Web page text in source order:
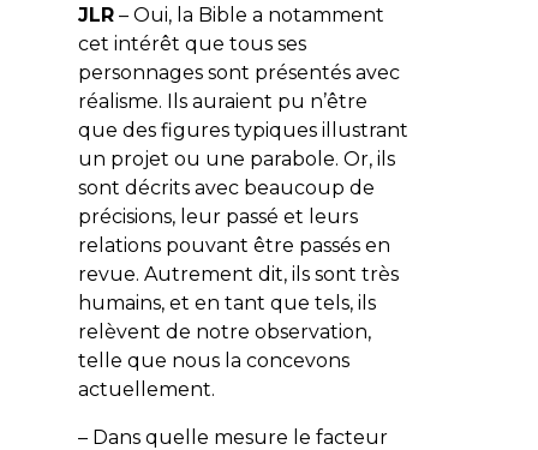
JLR– Oui, la Bible a notamment
cet intérêt que tous ses
personnages sont présentés avec
réalisme. Ils auraient pu n’être
que des figures typiques illustrant
un projet ou une parabole. Or, ils
sont décrits avec beaucoup de
précisions, leur passé et leurs
relations pouvant être passés en
revue. Autrement dit, ils sont très
humains, et en tant que tels, ils
relèvent de notre observation,
telle que nous la concevons
actuellement.
– Dans quelle mesure le facteur